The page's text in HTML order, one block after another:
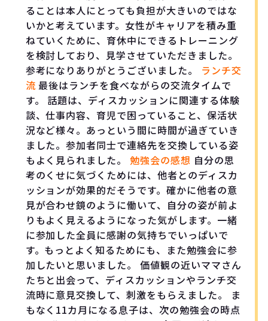
ることは本人にとっても負担が大きいのではな
いかと考えています。女性がキャリアを積み重
ねていくために、育休中にできるトレーニング
を検討しており、見学させていただきました。
参考になりありがとうございました。 ランチ交
流最後はランチを食べながらの交流タイムで
す。 話題は、ディスカッションに関連する体験
談、仕事内容、育児で困っていること、保活状
況など様々。あっという間に時間が過ぎていき
ました。参加者同士で連絡先を交換している姿
もよく見られました。勉強会の感想 自分の思
考のくせに気づくためには、他者とのディスカ
ッションが効果的だそうです。確かに他者の意
見が合わせ鏡のように働いて、自分の姿が前よ
りもよく見えるようになった気がします。一緒
に参加した全員に感謝の気持ちでいっぱいで
す。もっとよく知るためにも、また勉強会に参
加したいと思いました。 価値観の近いママさん
たちと出会って、ディスカッションやランチ交
流時に意見交換して、刺激をもらえました。 ま
もなく11カ月になる息子は、次の勉強会の時点